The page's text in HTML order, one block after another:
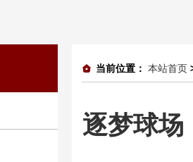
当前位置： 本站首页
逐梦球